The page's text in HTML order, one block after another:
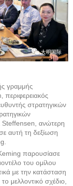
γραμμής
στρατηγικών
ανώτερη
αυτή τη δεξίωση
παρουσίασε
του ομίλου
με την κατάσταση
μελλοντικό σχέδιο,